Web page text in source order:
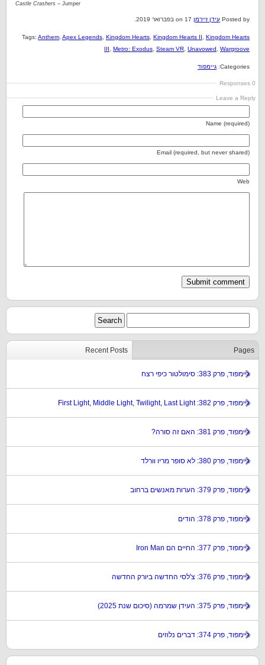
Castle Crashers – Jumper
Posted by עידן זיירמן
Tags: Anthem Apex Legends Kingdom Hearts Kingdom Hearts II
Kingdom Hearts
III
Metro: Exodus Steam VR Unavowed Wargroove
Categories: גיימפוד
0 Responses
Leave a Reply
Name (required)
Email (required, but never shared)
Web
Recent Posts Pages
גיימפוד, פרק 383: סימולטור כיפי רצח
גיימפוד, פרק 382: First Light, Middle Light, Twilight, Last Light
גיימפוד, פרק 381: האם זה סורה?
גיימפוד, פרק 380: לא סופר מריו וורלד
גיימפוד, פרק 379: הערות מאנשים ברחוב
גיימפוד, פרק 378: הודים
גיימפוד, פרק 377: החיים הם Iron Man
גיימפוד, פרק 376: צ'לסי החדשה ביורק החדשה
גיימפוד, פרק 375: העידן שמרמה (סיכום שנת 2025)
גיימפוד, פרק 374: דברים נלוזים